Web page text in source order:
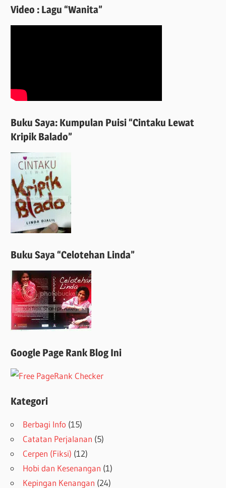
Video : Lagu “Wanita”
Buku Saya: Kumpulan Puisi “Cintaku Lewat
Kripik Balado”
Buku Saya “Celotehan Linda”
Google Page Rank Blog Ini
Kategori
Berbagi Info (15)
Catatan Perjalanan (5)
Cerpen (Fiksi) (12)
Hobi dan Kesenangan (1)
Kepingan Kenangan (24)